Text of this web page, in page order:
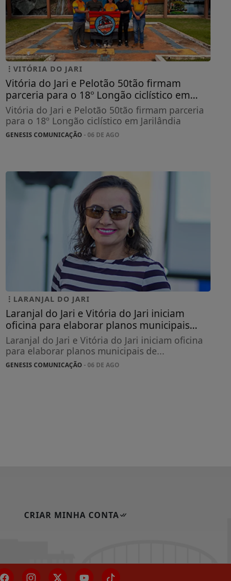
VITÓRIA DO JARI
Vitória do Jari e Pelotão 50tão firmam
parceria para o 18º Longão ciclístico em...
Vitória do Jari e Pelotão 50tão firmam parceria
para o 18º Longão ciclístico em Jarilândia
GENESIS COMUNICAÇÃO - 06 DE AGO
LARANJAL DO JARI
Laranjal do Jari e Vitória do Jari iniciam
oficina para elaborar planos municipais...
Laranjal do Jari e Vitória do Jari iniciam oficina
para elaborar planos municipais de...
GENESIS COMUNICAÇÃO - 06 DE AGO
CRIAR MINHA CONTA